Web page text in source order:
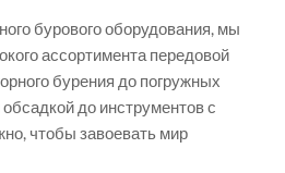
бурового оборудования, мы
ассортимента передовой
бурения до погружных
до инструментов с
чтобы завоевать мир